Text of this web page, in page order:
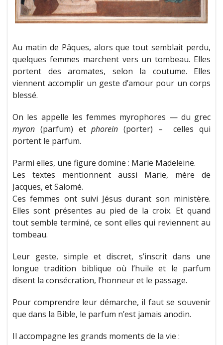
Au matin de Pâques, alors que tout semblait perdu,
quelques femmes marchent vers un tombeau. Elles
portent des aromates, selon la coutume. Elles
viennent accomplir un geste d’amour pour un corps
blessé.
On les appelle les femmes myrophores — du grec
myron (parfum) etphorein (porter) – celles qui
portent le parfum.
Parmi elles, une figure domine : Marie Madeleine.
Les textes mentionnent aussi Marie, mère de
Jacques, et Salomé.
Ces femmes ont suivi Jésus durant son ministère.
Elles sont présentes au pied de la croix. Et quand
tout semble terminé, ce sont elles qui reviennent au
tombeau.
Leur geste, simple et discret, s’inscrit dans une
longue tradition biblique où l’huile et le parfum
disent la consécration, l’honneur et le passage.
Pour comprendre leur démarche, il faut se souvenir
que dans la Bible, le parfum n’est jamais anodin.
Il accompagne les grands moments de la vie :